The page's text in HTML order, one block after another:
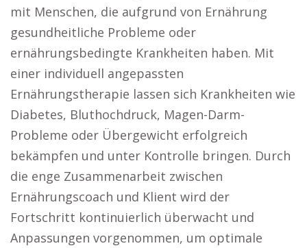
mit Menschen, die aufgrund von Ernährung
gesundheitliche Probleme oder
ernährungsbedingte Krankheiten haben. Mit
einer individuell angepassten
Ernährungstherapie lassen sich Krankheiten wie
Diabetes, Bluthochdruck, Magen-Darm-
Probleme oder Übergewicht erfolgreich
bekämpfen und unter Kontrolle bringen. Durch
die enge Zusammenarbeit zwischen
Ernährungscoach und Klient wird der
Fortschritt kontinuierlich überwacht und
Anpassungen vorgenommen, um optimale